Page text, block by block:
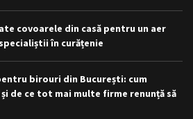
covoarele din casă pentru un aer
în curățenie
birouri din București: cum
de ce tot mai multe firme renunță să